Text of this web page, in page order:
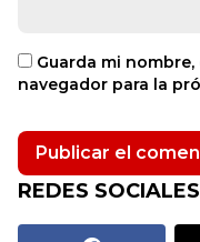
Guarda mi
navegador para la
REDES SOCIALES